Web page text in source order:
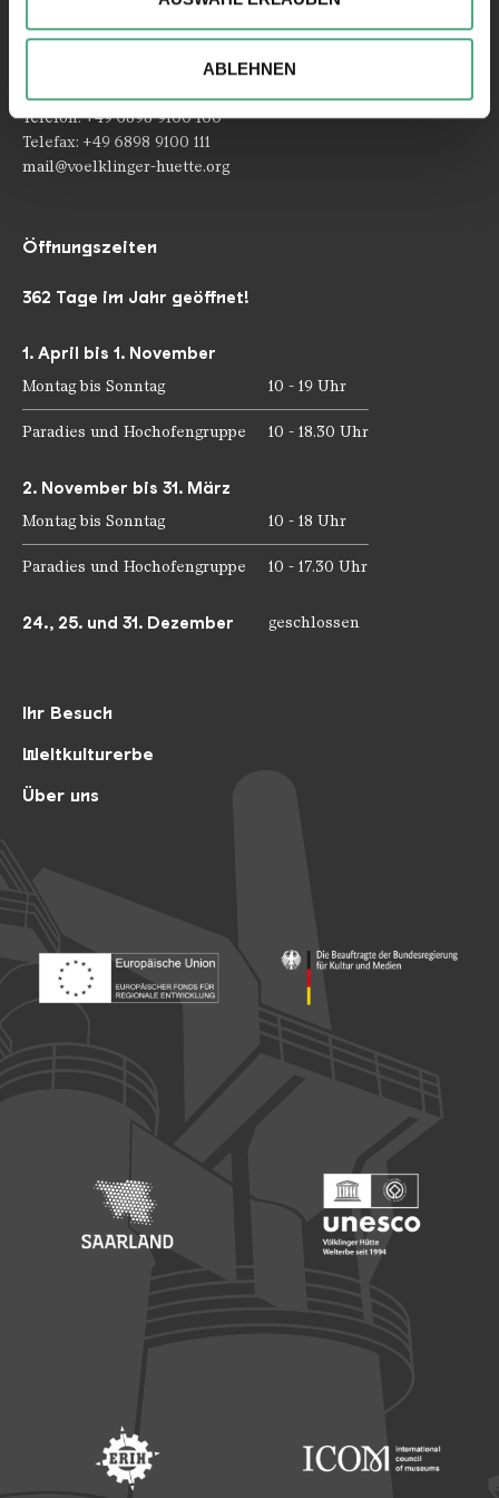
Ihrer Verwendung unserer Website an unsere Partner für
Partner führen diese Informationen möglicherweise mit
weiteren Daten zusammen, die Sie ihnen bereitgestellt
haben oder die sie im Rahmen Ihrer Nutzung der Dienste
gesammelt haben.
ABLEHNEN
Rathausstraße 75 – 79
Telefon: +49 6898 9100 100
Telefax: +49 6898 9100 111
mail@voelklinger-huette.org
Ihr Besuch
Weltkulturerbe
Über uns
Öffnungszeiten
362 Tage im Jahr geöffnet!
1. April bis 1. November
Montag bis Sonntag 10 - 19 Uhr
Paradies und Hochofengruppe 10 - 18.30 Uhr
2. November bis 31. März
Montag bis Sonntag 10 - 18 Uhr
Paradies und Hochofengruppe 10 - 17.30 Uhr
24., 25. und 31. Dezember geschlossen